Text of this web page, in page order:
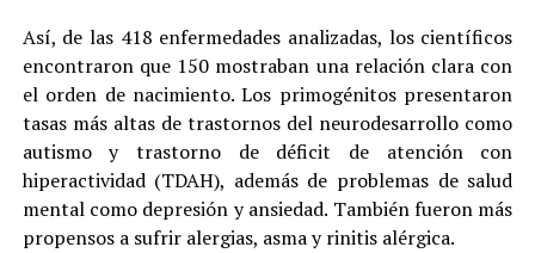
Así, de las 418 enfermedades analizadas, los científicos
encontraron que 150 mostraban una relación clara con
el orden de nacimiento. Los primogénitos presentaron
tasas más altas de trastornos del neurodesarrollo como
autismo y trastorno de déficit de atención con
hiperactividad (TDAH), además de problemas de salud
mental como depresión y ansiedad. También fueron más
propensos a sufrir alergias, asma y rinitis alérgica.